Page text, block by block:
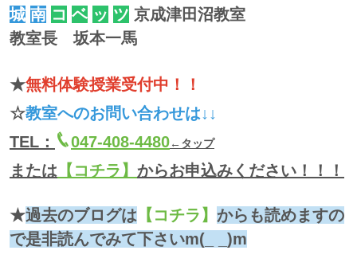
城 南 コ ベ ッ ツ 京成津田沼教室
教室長 坂本一馬
★無料体験授業受付中！！
☆教室へのお問い合わせは↓↓
TEL：
047-408-4480←タップ
または 【コチラ】 からお申込みください！！！
★過去のブログは 【コチラ】 からも読めますの
で是非読んでみて下さいm(_ _)m